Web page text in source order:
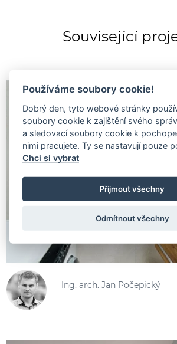
Související
Ing. arch. Jan Počepický
Používáme soubory cookie!
Dobrý den, tyto webové stránky
soubory cookie k zajištění svého
a sledovací soubory cookie k
nimi pracujete. Ty se nastavují pouze
Chci si vybrat
Přijmout všechny
Odmítnout všechny